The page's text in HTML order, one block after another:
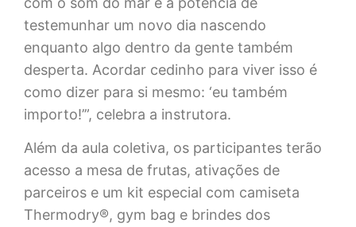
testemunhar um novo dia nascendo
enquanto algo dentro da gente também
desperta. Acordar cedinho para viver isso é
como dizer para si mesmo: ‘eu também
importo!’”, celebra a instrutora.
Além da aula coletiva, os participantes terão
acesso a mesa de frutas, ativações de
parceiros e um kit especial com camiseta
Thermodry®, gym bag e brindes dos